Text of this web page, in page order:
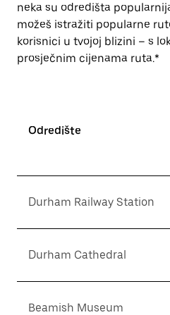
neka su odredišta
možeš istražiti popularne
korisnici u tvojoj blizini – s
prosječnim cijenama ruta.*
Odredište
Durham Railway Station
Durham Cathedral
Beamish Museum